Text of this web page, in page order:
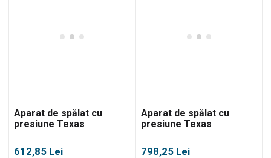
Aparat de spălat cu
presiune Texas
612,85 Lei
Aparat de spălat cu
presiune Texas
798,25 Lei